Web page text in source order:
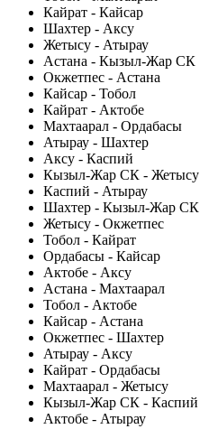
Кайрат - Кайсар
Шахтер - Аксу
Жетысу - Атырау
Астана - Кызыл-Жар СК
Окжетпес - Астана
Кайсар - Тобол
Кайрат - Актобе
Махтаарал - Ордабасы
Атырау - Шахтер
Аксу - Каспий
Кызыл-Жар СК - Жетысу
Каспий - Атырау
Шахтер - Кызыл-Жар СК
Жетысу - Окжетпес
Тобол - Кайрат
Ордабасы - Кайсар
Актобе - Аксу
Астана - Махтаарал
Тобол - Актобе
Кайсар - Астана
Окжетпес - Шахтер
Атырау - Аксу
Кайрат - Ордабасы
Махтаарал - Жетысу
Кызыл-Жар СК - Каспий
Актобе - Атырау